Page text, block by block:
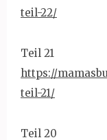
teil-22/
Teil 21
https://
teil-21/
Teil 20